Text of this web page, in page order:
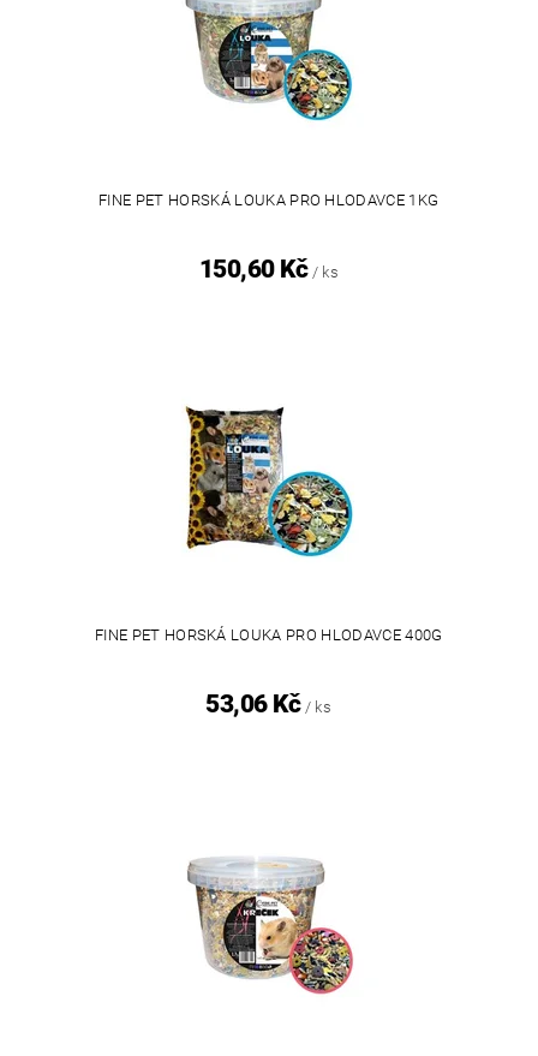
FINE PET HORSKÁ LOUKA PRO HLODAVCE 1KG
150,60 Kč / ks
FINE PET HORSKÁ LOUKA PRO HLODAVCE 400G
53,06 Kč / ks